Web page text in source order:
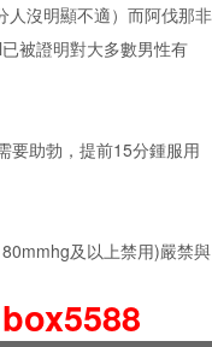
人沒明顯不適）而阿伐那非
被證明對大多數男性有
要助勃，提前15分鍾服用
及以上禁用)嚴禁與